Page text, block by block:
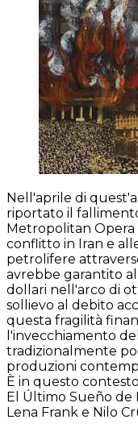
Nell'aprile di
riportato il
Metropolitan Opera
conflitto in Iran e
petrolifere
avrebbe garantito
dollari nell'arco di
sollievo al debito
questa fragilità
l'invecchiamento
tradizionalmente
produzioni
È in questo
El Último Sueño de
Lena Frank e Nilo